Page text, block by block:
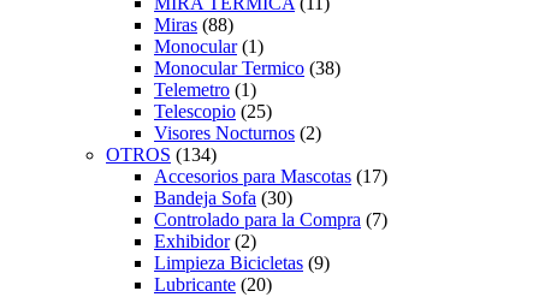
Miras (88)
Monocular (1)
Monocular Termico (38)
Telemetro (1)
Telescopio (25)
Visores Nocturnos (2)
OTROS (134)
Accesorios para Mascotas (17)
Bandeja Sofa (30)
Controlado para la Compra (7)
Exhibidor (2)
Limpieza Bicicletas (9)
Lubricante (20)